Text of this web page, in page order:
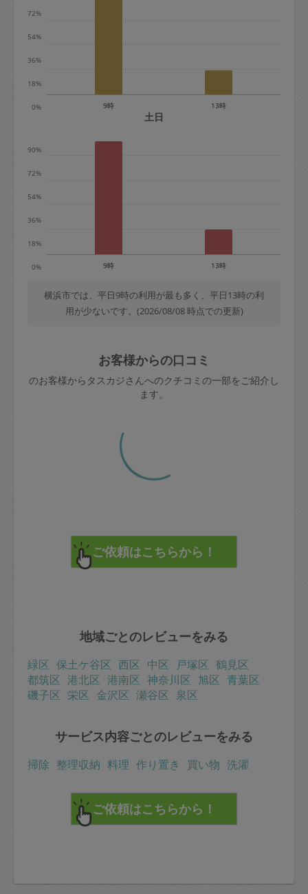
※キャンセル料金の設定について：
0%
18%
36%
54%
72%
9時 13時
土日
0%
18%
36%
54%
72%
90%
9時 13時
横浜市では、平日9時の利用が最も多く、平日13時の利
用が少ないです。(2026/08/08 時点での更新)
お客様からの口コミ
のお客様からタスカジさんへのクチコミの一部をご紹介し
ます。
地域ごとのレビューをみる
緑区 保土ケ谷区 西区 中区 戸塚区 鶴見区
都筑区 港北区 港南区 神奈川区 旭区 青葉区
磯子区 栄区 金沢区 瀬谷区 泉区
サービス内容ごとのレビューをみる
掃除 整理収納 料理 作り置き 買い物 洗濯